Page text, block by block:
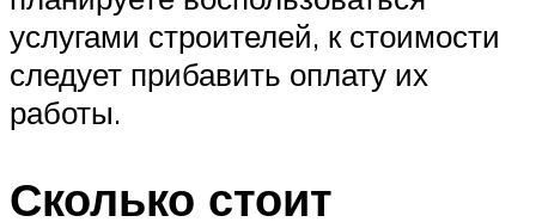
услугами строителей, к стоимости
следует прибавить оплату их
работы.
Сколько стоит